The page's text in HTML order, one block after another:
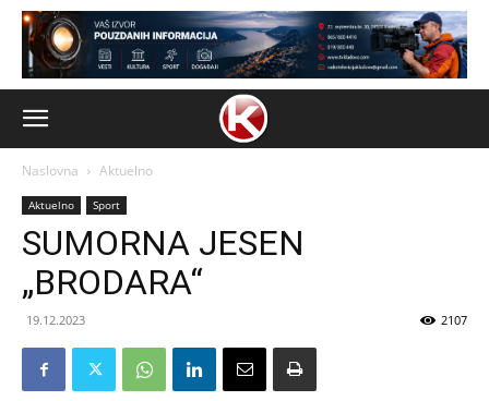
Naslovna Aktuelno
Aktuelno Sport
SUMORNA JESEN
„BRODARA“
19.12.2023 2107